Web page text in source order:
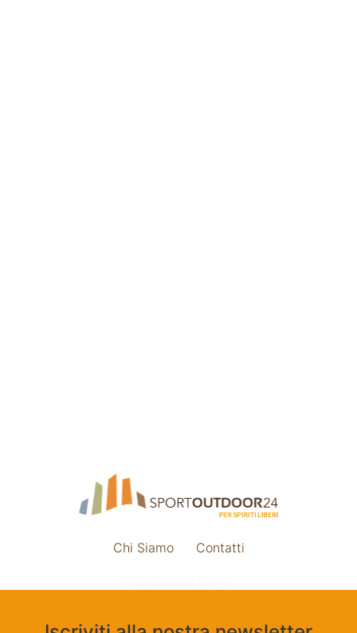
Chi Siamo Contatti